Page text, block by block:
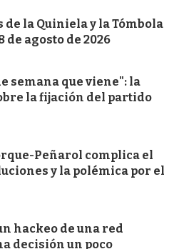
de la Quiniela y la Tómbola
agosto de 2026
semana que viene": la
la fijación del partido
Peñarol complica el
y la polémica por el
hackeo de una red
decisión un poco